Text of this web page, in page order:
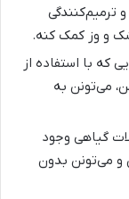
ترمیم‌کنندگی
و وز کمک کنه.
که با استفاده از
می‌تونن به
گیاهی وجود
و می‌تونن بدون